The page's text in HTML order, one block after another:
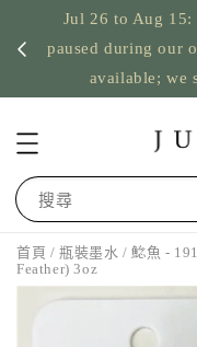
Jul 26 to Aug 15:
paused during our
available; we
搜尋
首頁 /瓶裝墨水 / 鯰魚 -
Feather) 3oz